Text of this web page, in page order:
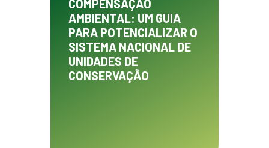
COMPENSAÇÃO
AMBIENTAL: UM GUIA
PARA POTENCIALIZAR O
SISTEMA NACIONAL DE
UNIDADES DE
CONSERVAÇÃO